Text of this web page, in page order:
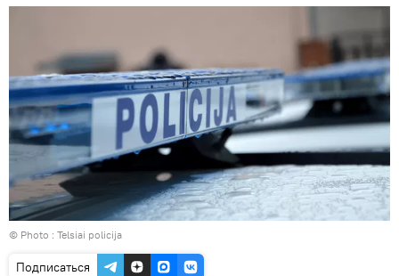
© Photo : Telsiai policija
Подписаться